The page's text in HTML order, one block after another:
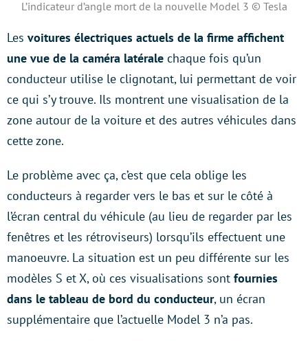
L’indicateur d’angle mort de la nouvelle Model 3 © Tesla
Les voitures électriques actuels de la firme affichent
une vue de la caméra latérale chaque fois qu’un
conducteur utilise le clignotant, lui permettant de voir
ce qui s’y trouve. Ils montrent une visualisation de la
zone autour de la voiture et des autres véhicules dans
cette zone.
Le problème avec ça, c’est que cela oblige les
conducteurs à regarder vers le bas et sur le côté à
l’écran central du véhicule (au lieu de regarder par les
fenêtres et les rétroviseurs) lorsqu’ils effectuent une
manoeuvre. La situation est un peu différente sur les
modèles S et X, où ces visualisations sont fournies
dans le tableau de bord du conducteur, un écran
supplémentaire que l’actuelle Model 3 n’a pas.